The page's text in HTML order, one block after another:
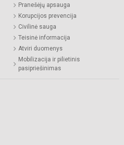
Pranešėjų apsauga
Korupcijos prevencija
Civilinė sauga
Teisinė informacija
Atviri duomenys
Mobilizacija ir pilietinis
pasipriešinimas